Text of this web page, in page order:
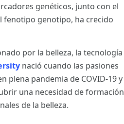
genéticos, junto con el
genotipo, ha crecido
por la belleza, la tecnología
nació cuando las pasiones
plena pandemia de COVID-19 y
una necesidad de formación
de la belleza.